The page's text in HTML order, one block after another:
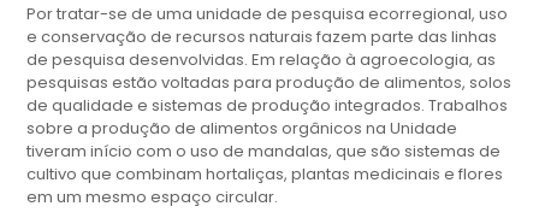
Por tratar-se de uma unidade de pesquisa ecorregional, uso
e conservação de recursos naturais fazem parte das linhas
de pesquisa desenvolvidas. Em relação à agroecologia, as
pesquisas estão voltadas para produção de alimentos, solos
de qualidade e sistemas de produção integrados. Trabalhos
sobre a produção de alimentos orgânicos na Unidade
tiveram início com o uso de mandalas, que são sistemas de
cultivo que combinam hortaliças, plantas medicinais e flores
em um mesmo espaço circular.